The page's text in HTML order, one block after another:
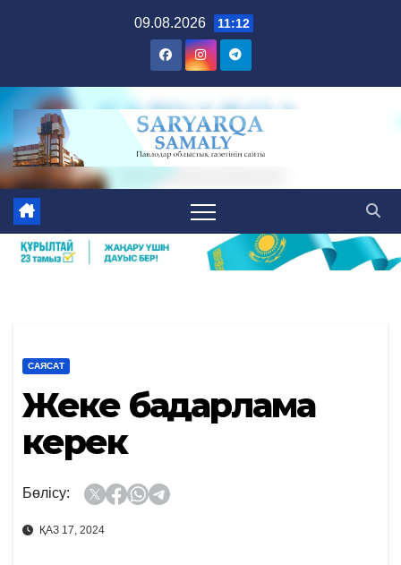
09.08.2026 11:12
САЯСАТ
Жеке бағдарлама
керек
Бөлісу:
ҚАЗ 17, 2024